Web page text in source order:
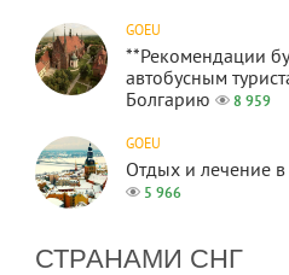
GOEU
**Рекомендации
автобусным
Болгарию
8 959
GOEU
Отдых и лечение в
5 966
СТРАНАМИ СНГ